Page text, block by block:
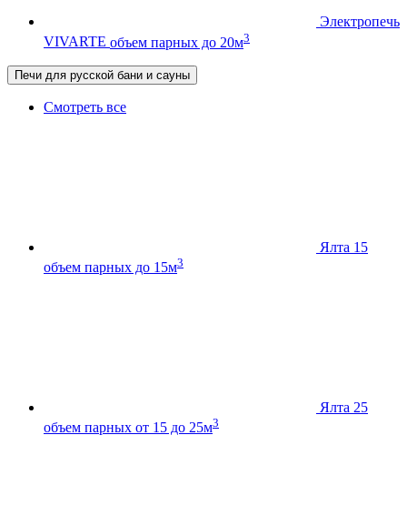
Электропечь
VIVARTE объем парных до 20м3
Печи для русской бани и сауны
Смотреть все
Ялта 15
объем парных до 15м3
Ялта 25
объем парных от 15 до 25м3